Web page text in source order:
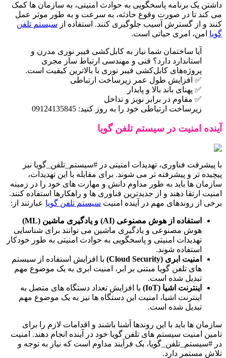
داشتن یک برنامه پاسخگویی به حوادث امنیتی، به سازمان ها کمک
می کند تا در صورت وقوع حادثه، به سرعت و به طور موثر عمل
کنند و از گسترش آسیب جلوگیری کنند. استفاده از سیستم تلفن
گویا امن، امری حیاتی است.
آیا ساختمان شما نیاز به کابل‌کشی فیبر نوری مدرن و
استاندارد دارد؟ فنی و مهندسی ارتباط ساز مجری
پروژه‌های کابل‌کشی فیبر نوری با بالاترین کیفیت است.
✅ افزایش طول عمر زیرساخت ارتباطی
✅ پهنای باند بالا و پایدار
✅ مقاوم در برابر نویز و تداخل
زیرساخت ارتباطی خود را به روز کنید: 09124135845
آینده امنیت در سیستم تلفن گویا
با پیشرفت فناوری، تهدیدات امنیتی در #سیستم_تلفن_گویا نیز
پیچیده تر و پیشرفته تر می شوند. برای مقابله با این تهدیدات،
سازمان ها باید به طور مداوم دانش و مهارت های خود را در زمینه
امنیت ارتقا دهند و از جدیدترین فناوری ها و راهکارها استفاده کنند.
برخی از روندهای مهم در آینده امنیت سیستم تلفن گویا عبارتند از:
استفاده از هوش مصنوعی (AI) و یادگیری ماشین (ML)
هوش مصنوعی و یادگیری ماشین می توانند برای شناسایی
تهدیدات امنیتی و پاسخگویی به حوادث امنیتی به طور خودکار
استفاده شوند.
امنیت ابری (Cloud Security)
با افزایش استفاده از سیستم
های تلفن گویا مبتنی بر ابر، امنیت ابری به یک موضوع مهم
تبدیل شده است.
اینترنت اشیا (IoT)
با افزایش تعداد دستگاه های متصل به
اینترنت اشیا، امنیت این دستگاه ها نیز به یک موضوع مهم
تبدیل شده است.
سازمان ها باید با این روندها آشنا باشند و اقدامات لازم را برای
تامین امنیت سیستم های تلفن گویا خود در آینده انجام دهند. امنیت
در #سیستم_تلفن_گویا، یک فرآیند مداوم است که نیاز به توجه و
تلاش مستمر دارد.